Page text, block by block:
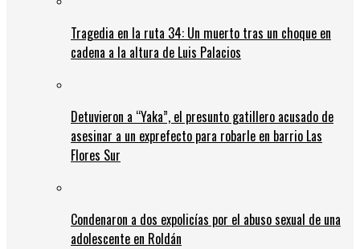
Tragedia en la ruta 34: Un muerto tras un choque en
cadena a la altura de Luis Palacios
Detuvieron a “Yaka”, el presunto gatillero acusado de
asesinar a un exprefecto para robarle en barrio Las
Flores Sur
Condenaron a dos expolicías por el abuso sexual de una
adolescente en Roldán